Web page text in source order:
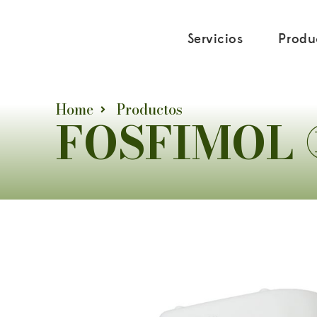
Servicios
Home Productos
FOSFIMOL